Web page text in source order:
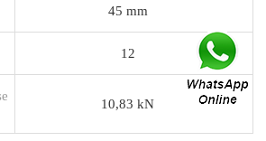
45 mm
12
10,83 kN